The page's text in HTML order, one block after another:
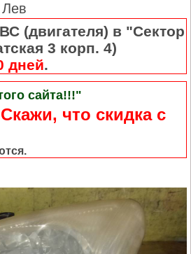
Лев
(двигателя) в "Сектор
3 корп. 4)
дней.
сайта!!!"
Cкажи, что скидка с